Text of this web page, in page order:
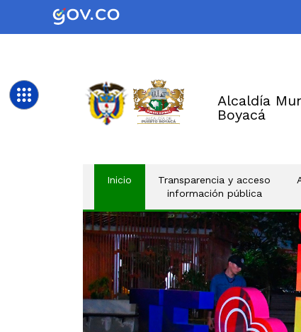
Alcaldía
Boyacá
Inicio (current)Transparencia y acceso
información pública